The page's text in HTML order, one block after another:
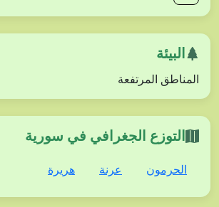
البيئة
المناطق المرتفعة
التوزع الجغرافي في سورية
الحرمون عرنة هريرة